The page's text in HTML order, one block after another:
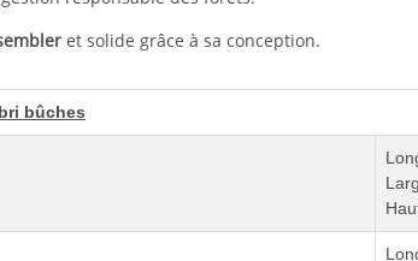
et solide grâce à sa conception.
bûches